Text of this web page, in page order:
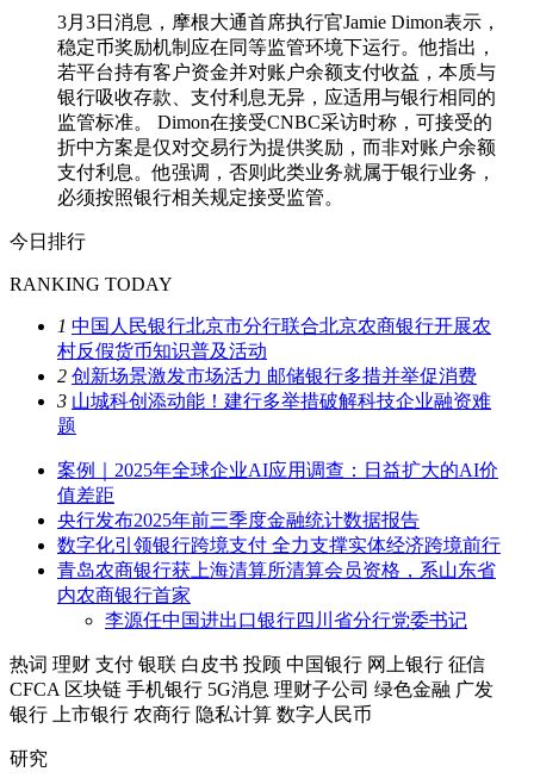
3月3日消息，摩根大通首席执行官Jamie Dimon表示，
稳定币奖励机制应在同等监管环境下运行。他指出，
若平台持有客户资金并对账户余额支付收益，本质与
银行吸收存款、支付利息无异，应适用与银行相同的
监管标准。 Dimon在接受CNBC采访时称，可接受的
折中方案是仅对交易行为提供奖励，而非对账户余额
支付利息。他强调，否则此类业务就属于银行业务，
必须按照银行相关规定接受监管。
今日排行
RANKING TODAY
1 中国人民银行北京市分行联合北京农商银行开展农
村反假货币知识普及活动
2 创新场景激发市场活力 邮储银行多措并举促消费
3 山城科创添动能！建行多举措破解科技企业融资难
题
案例｜2025年全球企业AI应用调查：日益扩大的AI价
值差距
央行发布2025年前三季度金融统计数据报告
数字化引领银行跨境支付 全力支撑实体经济跨境前行
青岛农商银行获上海清算所清算会员资格，系山东省
内农商银行首家
李源任中国进出口银行四川省分行党委书记
热词 理财 支付 银联 白皮书 投顾 中国银行 网上银行 征信
CFCA 区块链 手机银行 5G消息 理财子公司 绿色金融 广发
银行
上市银行 农商行 隐私计算 数字人民币
研究